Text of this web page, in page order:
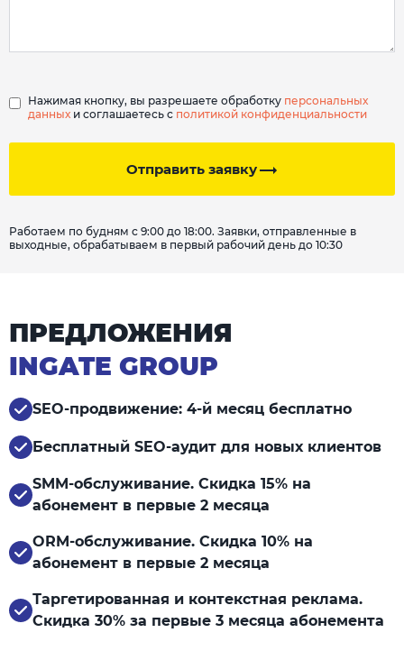
Отправить заявку
Нажимая кнопку, вы разрешаете обработку персональных
данных и соглашаетесь с политикой конфиденциальности
Работаем по будням с 9:00 до 18:00. Заявки, отправленные в
выходные, обрабатываем в первый рабочий день до 10:30
ПРЕДЛОЖЕНИЯ
INGATE GROUP
SEO-продвижение: 4-й месяц бесплатно
Бесплатный SEO-аудит для новых клиентов
SMM-обслуживание. Скидка 15% на
абонемент в первые 2 месяца
ORM-обслуживание. Скидка 10% на
абонемент в первые 2 месяца
Таргетированная и контекстная реклама.
Скидка 30% за первые 3 месяца абонемента